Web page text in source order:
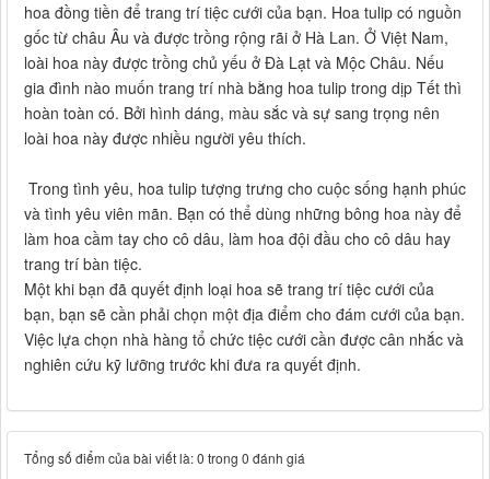
hoa đồng tiền để trang trí tiệc cưới của bạn. Hoa tulip có nguồn
gốc từ châu Âu và được trồng rộng rãi ở Hà Lan. Ở Việt Nam,
loài hoa này được trồng chủ yếu ở Đà Lạt và Mộc Châu. Nếu
gia đình nào muốn trang trí nhà bằng hoa tulip trong dịp Tết thì
hoàn toàn có. Bởi hình dáng, màu sắc và sự sang trọng nên
loài hoa này được nhiều người yêu thích.
Trong tình yêu, hoa tulip tượng trưng cho cuộc sống hạnh phúc
và tình yêu viên mãn. Bạn có thể dùng những bông hoa này để
làm hoa cầm tay cho cô dâu, làm hoa đội đầu cho cô dâu hay
trang trí bàn tiệc.
Một khi bạn đã quyết định loại hoa sẽ trang trí tiệc cưới của
bạn, bạn sẽ cần phải chọn một địa điểm cho đám cưới của bạn.
Việc lựa chọn nhà hàng tổ chức tiệc cưới cần được cân nhắc và
nghiên cứu kỹ lưỡng trước khi đưa ra quyết định.
Tổng số điểm của bài viết là: 0 trong 0 đánh giá